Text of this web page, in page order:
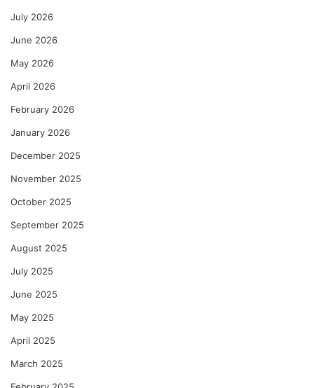
July 2026
June 2026
May 2026
April 2026
February 2026
January 2026
December 2025
November 2025
October 2025
September 2025
August 2025
July 2025
June 2025
May 2025
April 2025
March 2025